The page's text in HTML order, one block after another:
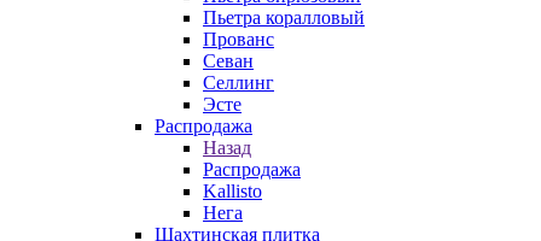
Пьетра коралловый
Прованс
Севан
Селлинг
Эсте
Распродажа
Назад
Распродажа
Kallisto
Нега
Шахтинская плитка